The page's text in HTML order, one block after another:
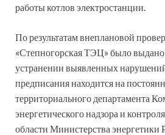
работы котлов электростанции.
По результатам внеплановой
«Степногорская ТЭЦ» было
устранении выявленных
предписания находится на
территориального департамента
энергетического надзора и
области Министерства энергетики